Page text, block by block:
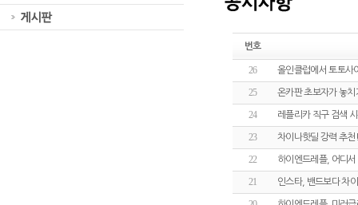
번호
26 올인클럽에서 토토사
25 온카판 초보자가 놓
24 레플리카 직구 검색
23 차이나핫딜 강력 추
22 하이엔드레플, 어디
21 인스타, 밴드보다 차